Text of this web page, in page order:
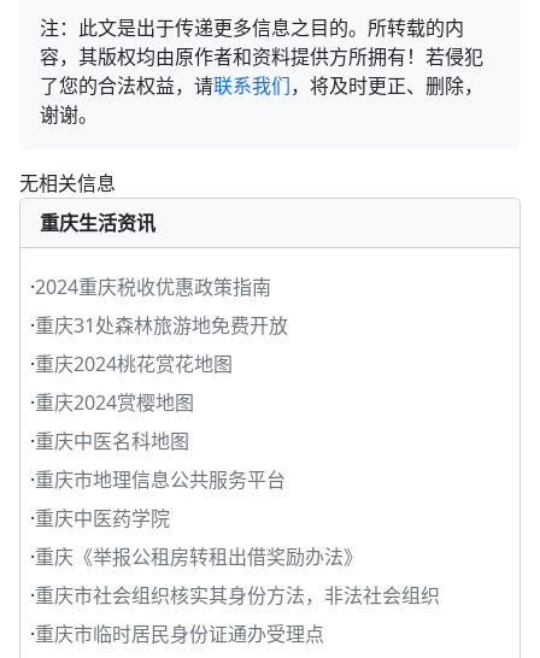
注：此文是出于传递更多信息之目的。所转载的内
容，其版权均由原作者和资料提供方所拥有！若侵犯
了您的合法权益，请联系我们，将及时更正、删除，
谢谢。
无相关信息
重庆生活资讯
·2024重庆税收优惠政策指南
·重庆31处森林旅游地免费开放
·重庆2024桃花赏花地图
·重庆2024赏樱地图
·重庆中医名科地图
·重庆市地理信息公共服务平台
·重庆中医药学院
·重庆《举报公租房转租出借奖励办法》
·重庆市社会组织核实其身份方法，非法社会组织
·重庆市临时居民身份证通办受理点